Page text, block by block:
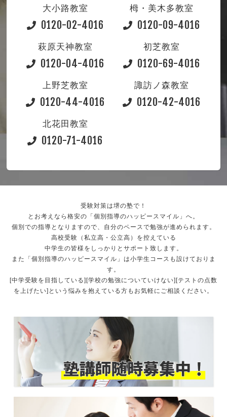
大小路教室
0120-02-4016
栂・美木多教室
0120-09-4016
萩原天神教室
0120-04-4016
初芝教室
0120-69-4016
上野芝教室
0120-44-4016
諏訪ノ森教室
0120-42-4016
北花田教室
0120-71-4016
受験対策は堺の塾で！
とお考えなら格安の「個別指導のハッピースマイル」へ。
個別での指導となりますので、自分のペースで勉強が進められます。
高校受験（私立高・公立高）を控えている
中学生の皆様をしっかりとサポート致します。
また「個別指導のハッピースマイル」は小学生コースも設けておりま
す。
[中学受験を目指している][学校の勉強についていけない][テストの点数
を上げたい]という悩みを抱えている方もお気軽にご相談ください。